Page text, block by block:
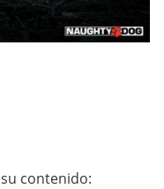
contenido: